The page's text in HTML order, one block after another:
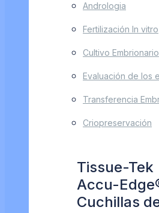
Andrologia
Fertilización In vitro
Cultivo Embrionario
Evaluación de los
Transferencia
Criopreservación
Tissue-Tek
Accu-
Cuchillas